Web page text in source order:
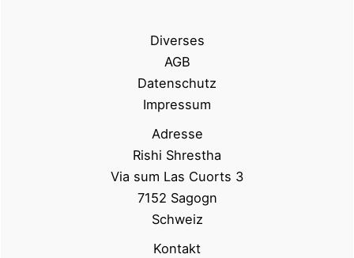
Diverses
AGB
Datenschutz
Impressum
Adresse
Rishi Shrestha
Via sum Las Cuorts 3
7152 Sagogn
Schweiz
Kontakt